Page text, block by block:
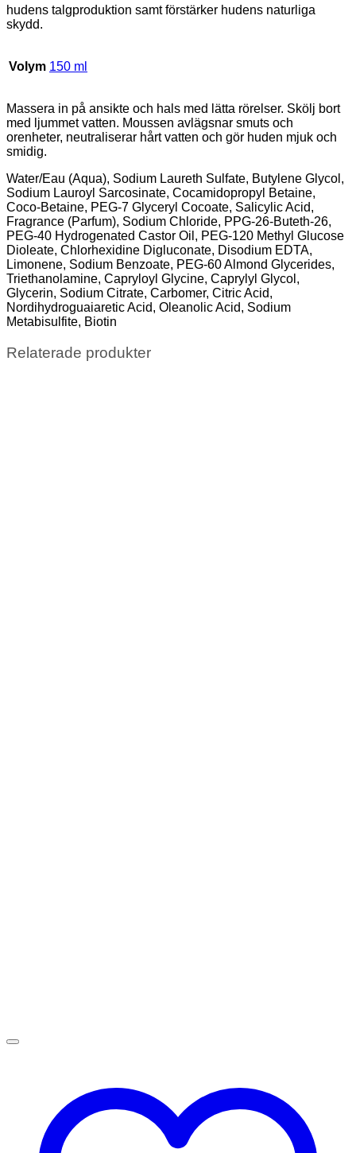
hudens talgproduktion samt förstärker hudens naturliga
skydd.
Volym 150 ml
Massera in på ansikte och hals med lätta rörelser. Skölj bort
med ljummet vatten. Moussen avlägsnar smuts och
orenheter, neutraliserar hårt vatten och gör huden mjuk och
smidig.
Water/Eau (Aqua), Sodium Laureth Sulfate, Butylene Glycol,
Sodium Lauroyl Sarcosinate, Cocamidopropyl Betaine,
Coco-Betaine, PEG-7 Glyceryl Cocoate, Salicylic Acid,
Fragrance (Parfum), Sodium Chloride, PPG-26-Buteth-26,
PEG-40 Hydrogenated Castor Oil, PEG-120 Methyl Glucose
Dioleate, Chlorhexidine Digluconate, Disodium EDTA,
Limonene, Sodium Benzoate, PEG-60 Almond Glycerides,
Triethanolamine, Capryloyl Glycine, Caprylyl Glycol,
Glycerin, Sodium Citrate, Carbomer, Citric Acid,
Nordihydroguaiaretic Acid, Oleanolic Acid, Sodium
Metabisulfite, Biotin
Relaterade produkter